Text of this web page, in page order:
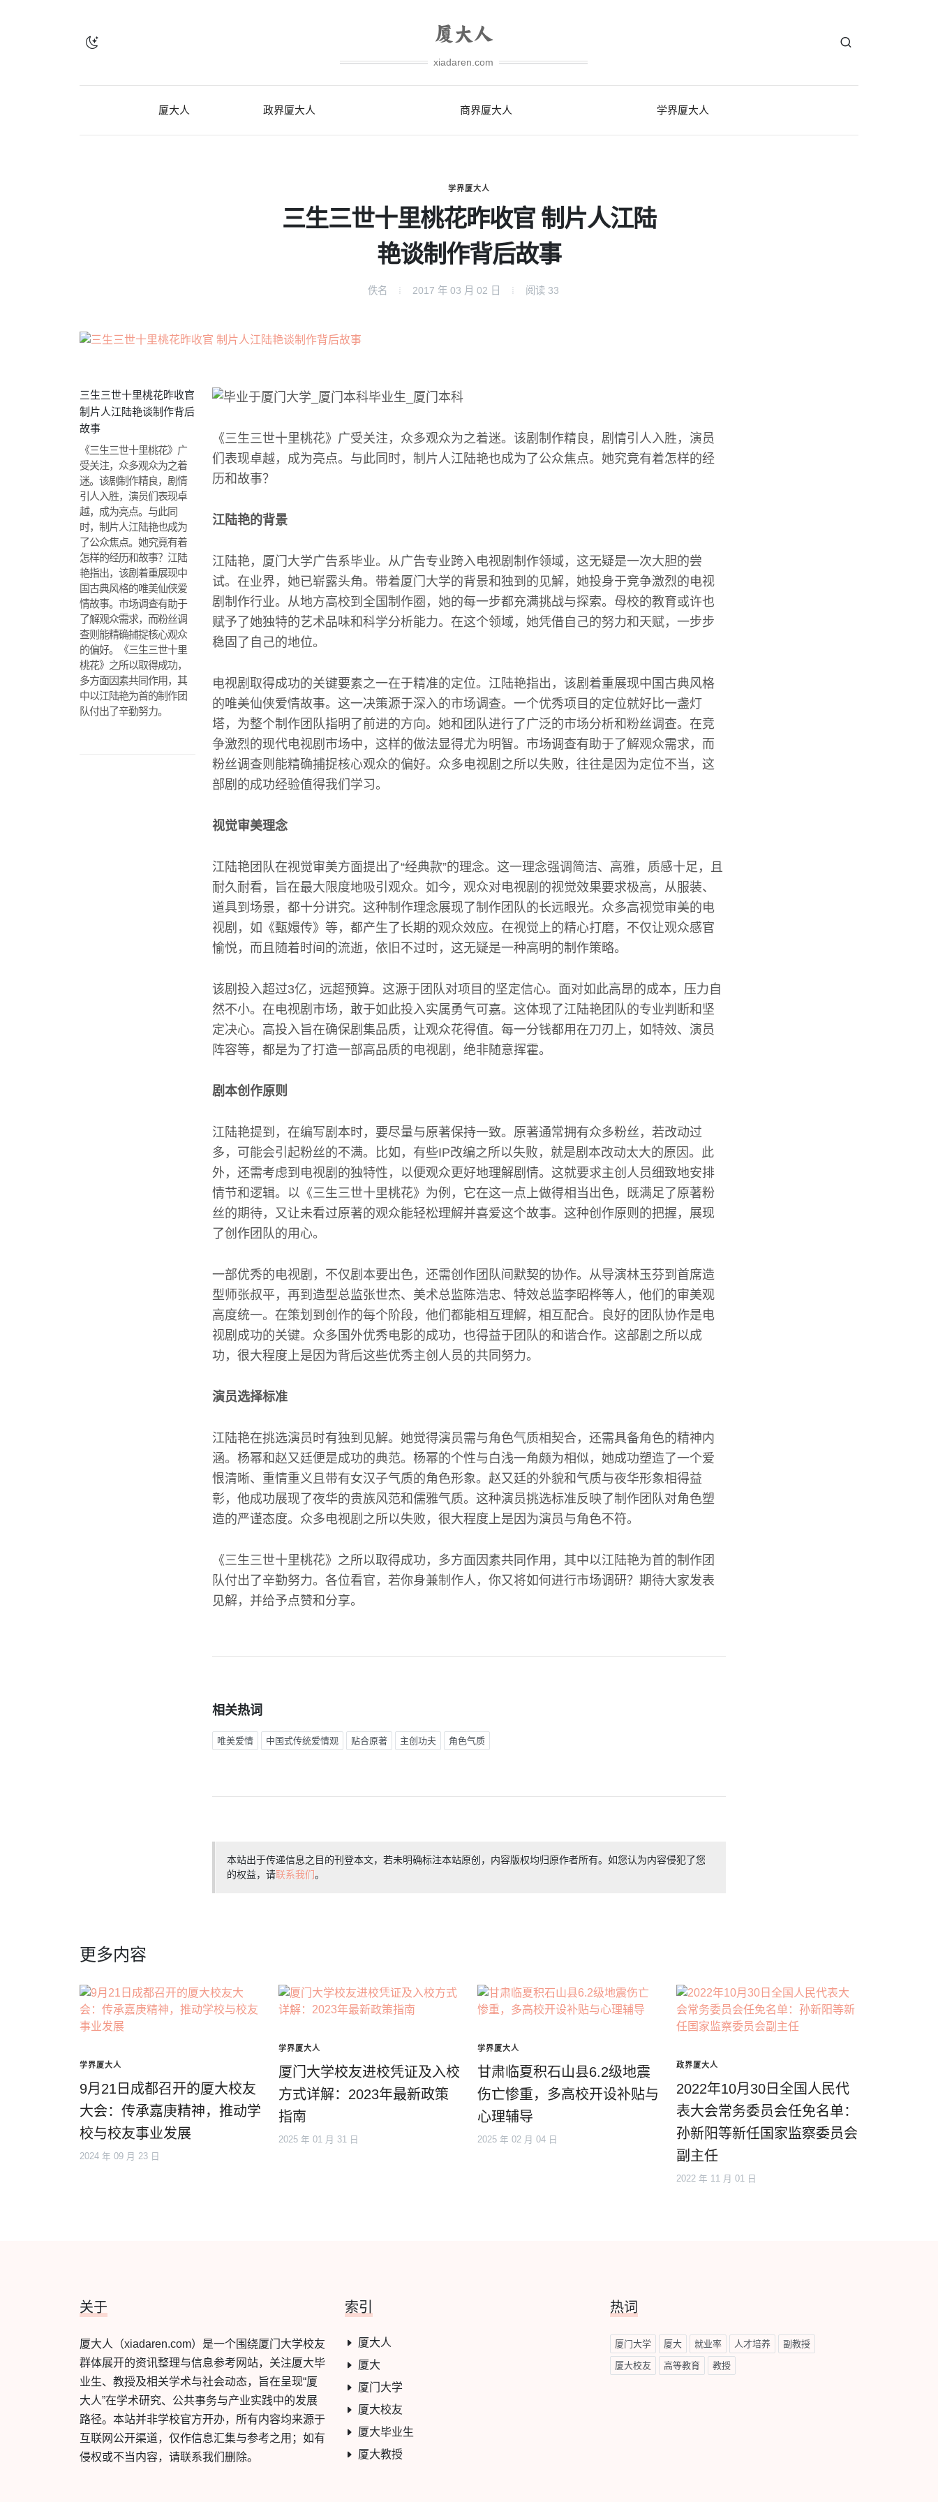
xiadaren.com
厦大人 政界厦大人 商界厦大人 学界厦大人
学界厦大人
三生三世十里桃花昨收官 制片人江陆
艳谈制作背后故事
佚名 2017 年 03 月 02 日 阅读 33
三生三世十里桃花昨收官
制片人江陆艳谈制作背后
故事
《三生三世十里桃花》广
受关注，众多观众为之着
迷。该剧制作精良，剧情
引人入胜，演员们表现卓
越，成为亮点。与此同
时，制片人江陆艳也成为
了公众焦点。她究竟有着
怎样的经历和故事？江陆
艳指出，该剧着重展现中
国古典风格的唯美仙侠爱
情故事。市场调查有助于
了解观众需求，而粉丝调
查则能精确捕捉核心观众
的偏好。《三生三世十里
桃花》之所以取得成功，
多方面因素共同作用，其
中以江陆艳为首的制作团
队付出了辛勤努力。
《三生三世十里桃花》广受关注，众多观众为之着迷。该剧制作精良，剧情引人入胜，演员
们表现卓越，成为亮点。与此同时，制片人江陆艳也成为了公众焦点。她究竟有着怎样的经
历和故事？
江陆艳的背景
江陆艳，厦门大学广告系毕业。从广告专业跨入电视剧制作领域，这无疑是一次大胆的尝
试。在业界，她已崭露头角。带着厦门大学的背景和独到的见解，她投身于竞争激烈的电视
剧制作行业。从地方高校到全国制作圈，她的每一步都充满挑战与探索。母校的教育或许也
赋予了她独特的艺术品味和科学分析能力。在这个领域，她凭借自己的努力和天赋，一步步
稳固了自己的地位。
电视剧取得成功的关键要素之一在于精准的定位。江陆艳指出，该剧着重展现中国古典风格
的唯美仙侠爱情故事。这一决策源于深入的市场调查。一个优秀项目的定位就好比一盏灯
塔，为整个制作团队指明了前进的方向。她和团队进行了广泛的市场分析和粉丝调查。在竞
争激烈的现代电视剧市场中，这样的做法显得尤为明智。市场调查有助于了解观众需求，而
粉丝调查则能精确捕捉核心观众的偏好。众多电视剧之所以失败，往往是因为定位不当，这
部剧的成功经验值得我们学习。
视觉审美理念
江陆艳团队在视觉审美方面提出了“经典款”的理念。这一理念强调简洁、高雅，质感十足，且
耐久耐看，旨在最大限度地吸引观众。如今，观众对电视剧的视觉效果要求极高，从服装、
道具到场景，都十分讲究。这种制作理念展现了制作团队的长远眼光。众多高视觉审美的电
视剧，如《甄嬛传》等，都产生了长期的观众效应。在视觉上的精心打磨，不仅让观众感官
愉悦，而且随着时间的流逝，依旧不过时，这无疑是一种高明的制作策略。
该剧投入超过3亿，远超预算。这源于团队对项目的坚定信心。面对如此高昂的成本，压力自
然不小。在电视剧市场，敢于如此投入实属勇气可嘉。这体现了江陆艳团队的专业判断和坚
定决心。高投入旨在确保剧集品质，让观众花得值。每一分钱都用在刀刃上，如特效、演员
阵容等，都是为了打造一部高品质的电视剧，绝非随意挥霍。
剧本创作原则
江陆艳提到，在编写剧本时，要尽量与原著保持一致。原著通常拥有众多粉丝，若改动过
多，可能会引起粉丝的不满。比如，有些IP改编之所以失败，就是剧本改动太大的原因。此
外，还需考虑到电视剧的独特性，以便观众更好地理解剧情。这就要求主创人员细致地安排
情节和逻辑。以《三生三世十里桃花》为例，它在这一点上做得相当出色，既满足了原著粉
丝的期待，又让未看过原著的观众能轻松理解并喜爱这个故事。这种创作原则的把握，展现
了创作团队的用心。
一部优秀的电视剧，不仅剧本要出色，还需创作团队间默契的协作。从导演林玉芬到首席造
型师张叔平，再到造型总监张世杰、美术总监陈浩忠、特效总监李昭桦等人，他们的审美观
高度统一。在策划到创作的每个阶段，他们都能相互理解，相互配合。良好的团队协作是电
视剧成功的关键。众多国外优秀电影的成功，也得益于团队的和谐合作。这部剧之所以成
功，很大程度上是因为背后这些优秀主创人员的共同努力。
演员选择标准
江陆艳在挑选演员时有独到见解。她觉得演员需与角色气质相契合，还需具备角色的精神内
涵。杨幂和赵又廷便是成功的典范。杨幂的个性与白浅一角颇为相似，她成功塑造了一个爱
恨清晰、重情重义且带有女汉子气质的角色形象。赵又廷的外貌和气质与夜华形象相得益
彰，他成功展现了夜华的贵族风范和儒雅气质。这种演员挑选标准反映了制作团队对角色塑
造的严谨态度。众多电视剧之所以失败，很大程度上是因为演员与角色不符。
《三生三世十里桃花》之所以取得成功，多方面因素共同作用，其中以江陆艳为首的制作团
队付出了辛勤努力。各位看官，若你身兼制作人，你又将如何进行市场调研？期待大家发表
见解，并给予点赞和分享。
相关热词
唯美爱情 中国式传统爱情观 贴合原著 主创功夫 角色气质
本站出于传递信息之目的刊登本文，若未明确标注本站原创，内容版权均归原作者所有。如您认为内容侵犯了您
的权益，请联系我们。
更多内容
学界厦大人
9月21日成都召开的厦大校友
大会：传承嘉庚精神，推动学
校与校友事业发展
2024 年 09 月 23 日
学界厦大人
厦门大学校友进校凭证及入校
方式详解：2023年最新政策
指南
2025 年 01 月 31 日
学界厦大人
甘肃临夏积石山县6.2级地震
伤亡惨重，多高校开设补贴与
心理辅导
2025 年 02 月 04 日
政界厦大人
2022年10月30日全国人民代
表大会常务委员会任免名单：
孙新阳等新任国家监察委员会
副主任
2022 年 11 月 01 日
关于
厦大人（xiadaren.com）是一个围绕厦门大学校友
群体展开的资讯整理与信息参考网站，关注厦大毕
业生、教授及相关学术与社会动态，旨在呈现“厦
大人”在学术研究、公共事务与产业实践中的发展
路径。本站并非学校官方开办，所有内容均来源于
互联网公开渠道，仅作信息汇集与参考之用；如有
侵权或不当内容，请联系我们删除。
索引
厦大人
厦大
厦门大学
厦大校友
厦大毕业生
厦大教授
热词
厦门大学 厦大 就业率 人才培养 副教授
厦大校友 高等教育 教授